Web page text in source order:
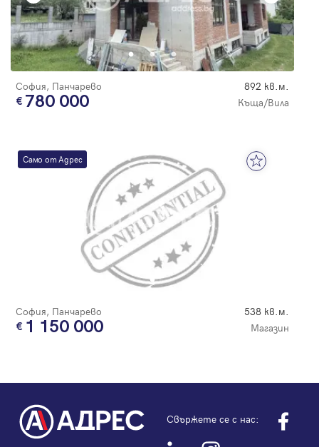
София, Панчарево 892 кв.м.
780 000 Къща/Вила
Само от Адрес
София, Панчарево 538 кв.м.
1 150 000 Магазин
Свържете се с нас: